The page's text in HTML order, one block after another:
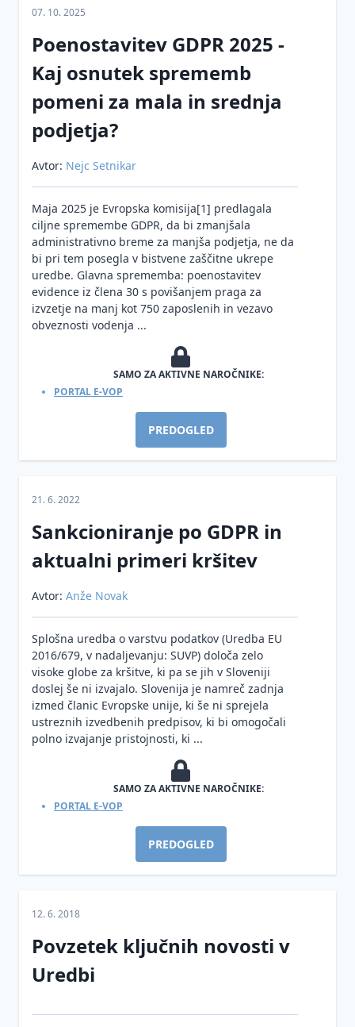
Prenos
podatkov
države
Neposredno
trženje
podlage
obdelavo
osebnih
podatkov
Ocena
učinkov
varstvo
osebnih
pregona
Mnenja
smernice
Sodna
praksa
regulacija
Nacionalna
zakonodaja
Zakon o
varstvu
osebnih
podatkov
(ZInfV-1)
Pooblaščena
oseba
varstvo
osebnih
Kršitve
upravljavcev
ob kršitvah
varnosti
osebnih
podlagi
prakse
Zaščita
prijaviteljev
- žvižgačev
Kršitve
varnosti
mnenja
Smernice
mnenja
Vzorci
dokumentacija
Varstvo
osebnih
podatkov
Informacije
javnega
značaja
Smernice
Informacijskega
Vprašanja
odgovori
Inšpekcijski
nadzor
področju
varstva
osebnih
varnost
07. 10. 2025
Poenostavitev GDPR 2025 -
Kaj osnutek sprememb
pomeni za mala in srednja
podjetja?
Avtor: Nejc Setnikar
Maja 2025 je Evropska komisija[1] predlagala
ciljne spremembe GDPR, da bi zmanjšala
administrativno breme za manjša podjetja, ne da
bi pri tem posegla v bistvene zaščitne ukrepe
uredbe. Glavna sprememba: poenostavitev
evidence iz člena 30 s povišanjem praga za
izvzetje na manj kot 750 zaposlenih in vezavo
obveznosti vodenja ...
SAMO ZA AKTIVNE NAROČNIKE:
PORTAL E-VOP
PREDOGLED
21. 6. 2022
Sankcioniranje po GDPR in
aktualni primeri kršitev
Avtor: Anže Novak
Splošna uredba o varstvu podatkov (Uredba EU
2016/679, v nadaljevanju: SUVP) določa zelo
visoke globe za kršitve, ki pa se jih v Sloveniji
doslej še ni izvajalo. Slovenija je namreč zadnja
izmed članic Evropske unije, ki še ni sprejela
ustreznih izvedbenih predpisov, ki bi omogočali
polno izvajanje pristojnosti, ki ...
SAMO ZA AKTIVNE NAROČNIKE:
PORTAL E-VOP
PREDOGLED
12. 6. 2018
Povzetek ključnih novosti v
Uredbi